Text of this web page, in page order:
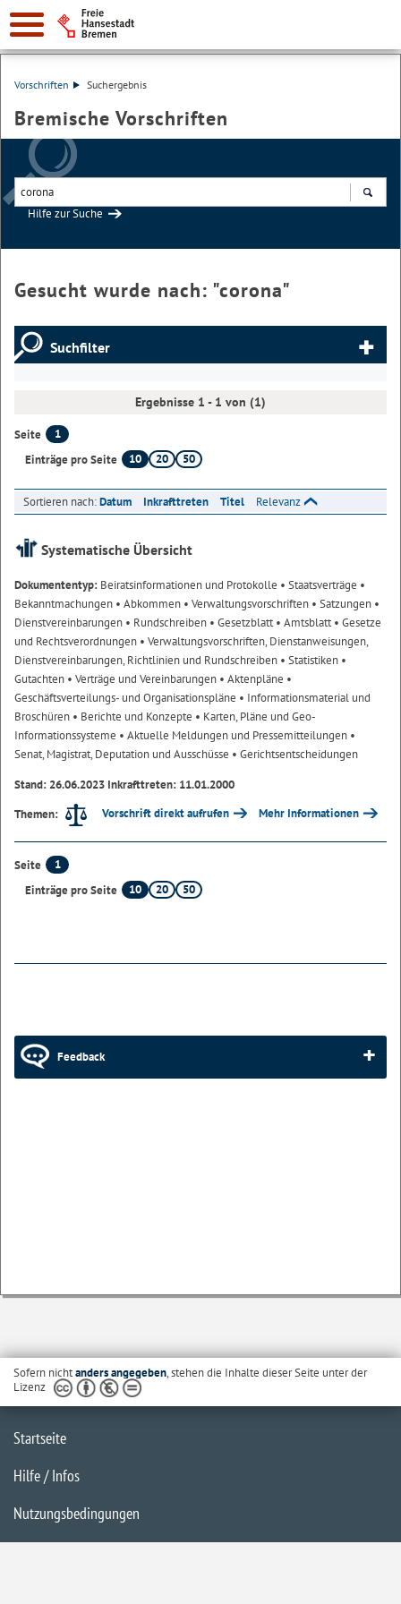
Vorschriften Suchergebnis
Bremische Vorschriften
Hilfe zur Suche
Gesucht wurde nach: "corona"
Suchfilter
Ergebnisse 1 - 1 von (1)
Seite
1
Einträge pro Seite
10 20 50
Sortieren nach:Datum Inkrafttreten Titel Relevanz
Systematische Übersicht
Dokumententyp: Beiratsinformationen und Protokolle • Staatsverträge •
Bekanntmachungen • Abkommen • Verwaltungsvorschriften • Satzungen •
Dienstvereinbarungen • Rundschreiben • Gesetzblatt• Amtsblatt• Gesetze
und Rechtsverordnungen • Verwaltungsvorschriften, Dienstanweisungen,
Dienstvereinbarungen, Richtlinien und Rundschreiben • Statistiken •
Gutachten • Verträge und Vereinbarungen • Aktenpläne •
Geschäftsverteilungs- und Organisationspläne • Informationsmaterial und
Broschüren • Berichte und Konzepte • Karten, Pläne und Geo-
Informationssysteme • Aktuelle Meldungen und Pressemitteilungen •
Senat, Magistrat, Deputation und Ausschüsse • Gerichtsentscheidungen
Stand: 26.06.2023 Inkrafttreten: 11.01.2000
Themen:
Vorschrift direkt aufrufen Mehr Informationen
Seite
1
Einträge pro Seite
10 20 50
Feedback
Sofern nichtanders angegeben, stehen die Inhalte dieser Seite unter der
Lizenz
Startseite
Hilfe / Infos
Nutzungsbedingungen